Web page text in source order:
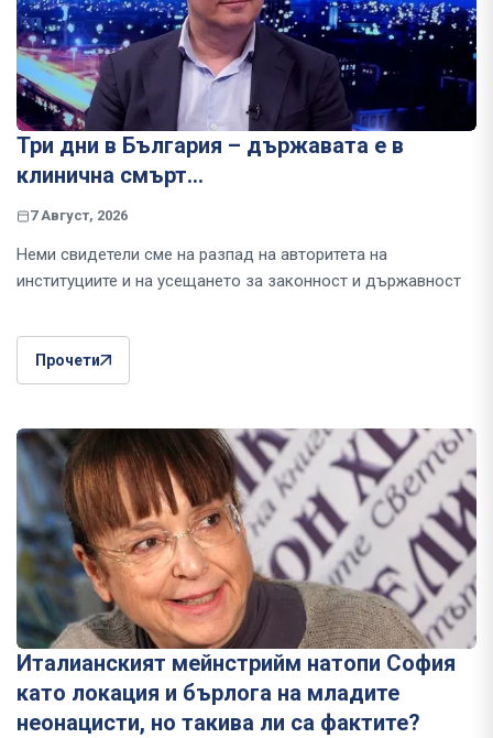
Три дни в България – държавата е в
клинична смърт…
7 Август, 2026
Неми свидетели сме на разпад на авторитета на
институциите и на усещането за законност и държавност
Прочети
Италианският мейнстрийм натопи София
като локация и бърлога на младите
неонацисти, но такива ли са фактите?